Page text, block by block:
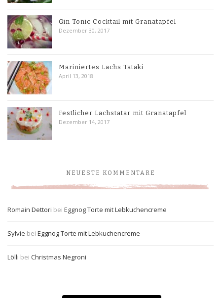
Gin Tonic Cocktail mit Granatapfel
Dezember 30, 2017
Mariniertes Lachs Tataki
April 13, 2018
Festlicher Lachstatar mit Granatapfel
Dezember 14, 2017
NEUESTE KOMMENTARE
Romain Dettori bei Eggnog Torte mit Lebkuchencreme
Sylvie bei Eggnog Torte mit Lebkuchencreme
Lölli bei Christmas Negroni